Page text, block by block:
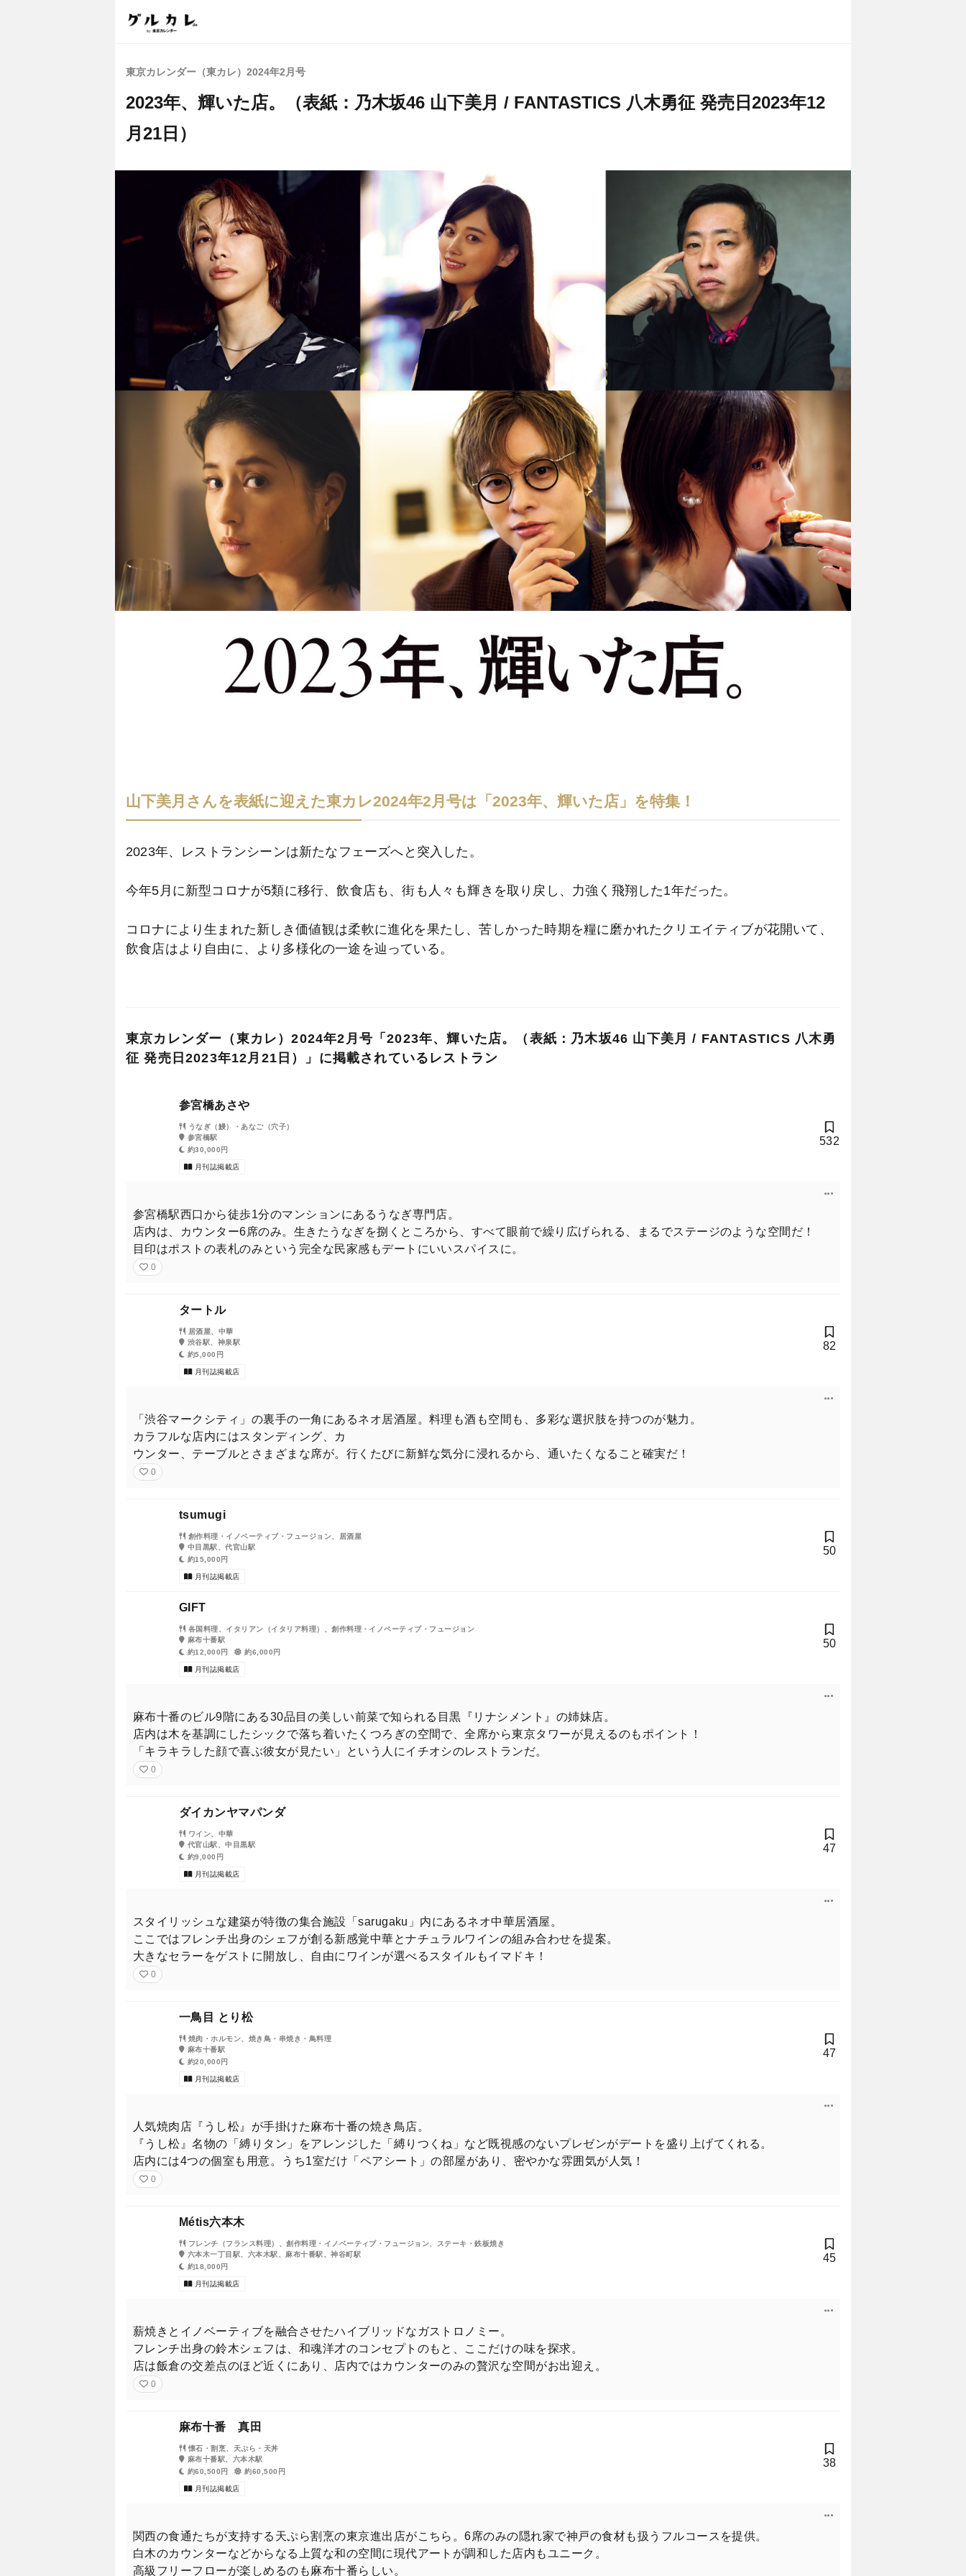
東京カレンダー（東カレ）2024年2月号
2023年、輝いた店。（表紙：乃木坂46 山下美月 / FANTASTICS 八木勇征 発売日2023年12
月21日）
山下美月さんを表紙に迎えた東カレ2024年2月号は「2023年、輝いた店」を特集！
2023年、レストランシーンは新たなフェーズへと突入した。
今年5月に新型コロナが5類に移行、飲食店も、街も人々も輝きを取り戻し、力強く飛翔した1年だった。
コロナにより生まれた新しき価値観は柔軟に進化を果たし、苦しかった時期を糧に磨かれたクリエイティブが花開いて、
飲食店はより自由に、より多様化の一途を辿っている。
イ）。
輝きを放つレストランと著名人の化学反応は、月刊誌最新号でしか見られない。
今年最後の総まとめ号、特別増刊の表紙を飾るのは八木 勇征さん（FANTASTICS／ファンタスティッ
その美しすぎる容姿で2023年に強烈な光を放っていた八木勇征さん。
サウナとワインが好きだという彼が、もし港区でプライベートな一夜を過ごすなら…。
ラグジュアリーな個室サウナで鍛え抜かれた裸体に汗を光らせ、「ととのった」後は洒落たワインバーでグラスに口をつ
そんな艶やかな時間を「妖艶な男、港区にて」と題し10ページに渡り惜しげもなく披露。
「雑誌サイズ」で見ると誌面からだだ漏れる色気に思わず悲鳴が！卒倒しないよう、心の準備をしてからご購入を。
特別増刊号の購入はこちら
今年輝いていた店に、話題の著名人たちが続々とお忍び来店！
東京カレンダー（東カレ）2024年2月号「2023年、輝いた店。（表紙：乃木坂46 山下美月 / FANTASTICS 八木勇
征 発売日2023年12月21日）」に掲載されているレストラン
参宮橋あさや
うなぎ（鰻）・あなご（穴子）
参宮橋駅
約30,000円
月刊誌掲載店
532
参宮橋駅西口から徒歩1分のマンションにあるうなぎ専門店。
店内は、カウンター6席のみ。生きたうなぎを捌くところから、すべて眼前で繰り広げられる、まるでステージのような空間だ！
目印はポストの表札のみという完全な民家感もデートにいいスパイスに。
0
タートル
居酒屋、中華
渋谷駅、神泉駅
約5,000円
月刊誌掲載店
82
「渋谷マークシティ」の裏手の一角にあるネオ居酒屋。料理も酒も空間も、多彩な選択肢を持つのが魅力。
カラフルな店内にはスタンディング、カ
ウンター、テーブルとさまざまな席が。行くたびに新鮮な気分に浸れるから、通いたくなること確実だ！
0
tsumugi
創作料理・イノベーティブ・フュージョン、居酒屋
中目黒駅、代官山駅
約15,000円
月刊誌掲載店
50
GIFT
各国料理、イタリアン（イタリア料理）、創作料理・イノベーティブ・フュージョン
麻布十番駅
約12,000円
約6,000円
月刊誌掲載店
50
麻布十番のビル9階にある30品目の美しい前菜で知られる目黒『リナシメント』の姉妹店。
店内は木を基調にしたシックで落ち着いたくつろぎの空間で、全席から東京タワーが見えるのもポイント！
「キラキラした顔で喜ぶ彼女が見たい」という人にイチオシのレストランだ。
0
ダイカンヤマパンダ
ワイン、中華
代官山駅、中目黒駅
約9,000円
月刊誌掲載店
47
スタイリッシュな建築が特徴の集合施設「sarugaku」内にあるネオ中華居酒屋。
ここではフレンチ出身のシェフが創る新感覚中華とナチュラルワインの組み合わせを提案。
大きなセラーをゲストに開放し、自由にワインが選べるスタイルもイマドキ！
0
一鳥目 とり松
焼肉・ホルモン、焼き鳥・串焼き・鳥料理
麻布十番駅
約20,000円
月刊誌掲載店
47
人気焼肉店『うし松』が手掛けた麻布十番の焼き鳥店。
『うし松』名物の「縛りタン」をアレンジした「縛りつくね」など既視感のないプレゼンがデートを盛り上げてくれる。
店内には4つの個室も用意。うち1室だけ「ペアシート」の部屋があり、密やかな雰囲気が人気！
0
Métis六本木
フレンチ（フランス料理）、創作料理・イノベーティブ・フュージョン、ステーキ・鉄板焼き
六本木一丁目駅、六本木駅、麻布十番駅、神谷町駅
約18,000円
月刊誌掲載店
45
薪焼きとイノベーティブを融合させたハイブリッドなガストロノミー。
フレンチ出身の鈴木シェフは、和魂洋才のコンセプトのもと、ここだけの味を探求。
店は飯倉の交差点のほど近くにあり、店内ではカウンターのみの贅沢な空間がお出迎え。
0
麻布十番 真田
懐石・割烹、天ぷら・天丼
麻布十番駅、六本木駅
約60,500円
約60,500円
月刊誌掲載店
38
関西の食通たちが支持する天ぷら割烹の東京進出店がこちら。6席のみの隠れ家で神戸の食材も扱うフルコースを提供。
白木のカウンターなどからなる上質な和の空間に現代アートが調和した店内もユニーク。
高級フリーフローが楽しめるのも麻布十番らしい。